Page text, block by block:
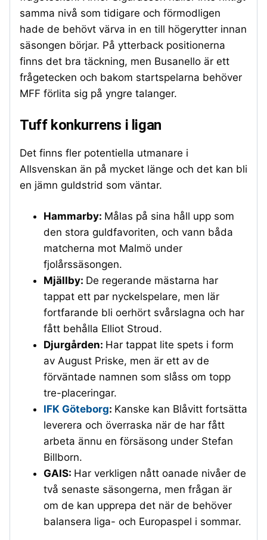
samma nivå som tidigare och förmodligen
hade de behövt värva in en till högerytter innan
säsongen börjar. På ytterback positionerna
finns det bra täckning, men Busanello är ett
frågetecken och bakom startspelarna behöver
MFF förlita sig på yngre talanger.
Tuff konkurrens i ligan
Det finns fler potentiella utmanare i
Allsvenskan än på mycket länge och det kan bli
en jämn guldstrid som väntar.
Hammarby: Målas på sina håll upp som
den stora guldfavoriten, och vann båda
matcherna mot Malmö under
fjolårssäsongen.
Mjällby: De regerande mästarna har
tappat ett par nyckelspelare, men lär
fortfarande bli oerhört svårslagna och har
fått behålla Elliot Stroud.
Djurgården: Har tappat lite spets i form
av August Priske, men är ett av de
förväntade namnen som slåss om topp
tre-placeringar.
IFK Göteborg: Kanske kan Blåvitt fortsätta
leverera och överraska när de har fått
arbeta ännu en försäsong under Stefan
Billborn.
GAIS: Har verkligen nått oanade nivåer de
två senaste säsongerna, men frågan är
om de kan upprepa det när de behöver
balansera liga- och Europaspel i sommar.